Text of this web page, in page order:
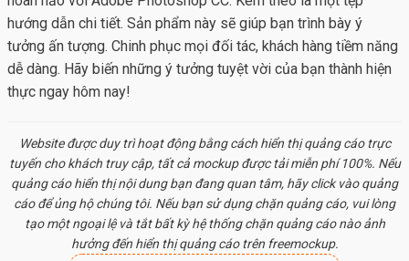
hướng dẫn chi tiết. Sản phẩm này sẽ giúp bạn trình bày ý
tưởng ấn tượng. Chinh phục mọi đối tác, khách hàng tiềm năng
dễ dàng. Hãy biến những ý tưởng tuyệt vời của bạn thành hiện
thực ngay hôm nay!
Website được duy trì hoạt động bằng cách hiển thị quảng cáo trực
tuyến cho khách truy cập, tất cả mockupđược tải miễn phí 100%. Nếu
quảng cáo hiển thị nội dung bạn đang quan tâm, hãy click vào quảng
cáo để ủng hộ chúng tôi. Nếu bạn sử dụng chặn quảng cáo, vui lòng
tạo một ngoại lệ và tắt bất kỳ hệ thống chặn quảng cáo nào ảnh
hưởng đến hiển thị quảng cáo trên freemockup.